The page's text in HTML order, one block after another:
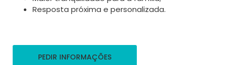
Resposta próxima e personalizada.
PEDIR INFORMAÇÕES